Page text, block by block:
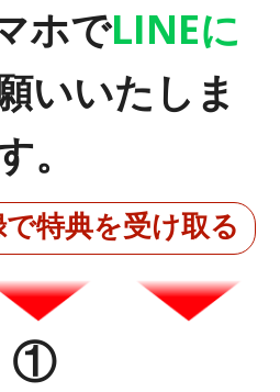
ホでLINEに
いいたしま
。
特典を受け取る
①